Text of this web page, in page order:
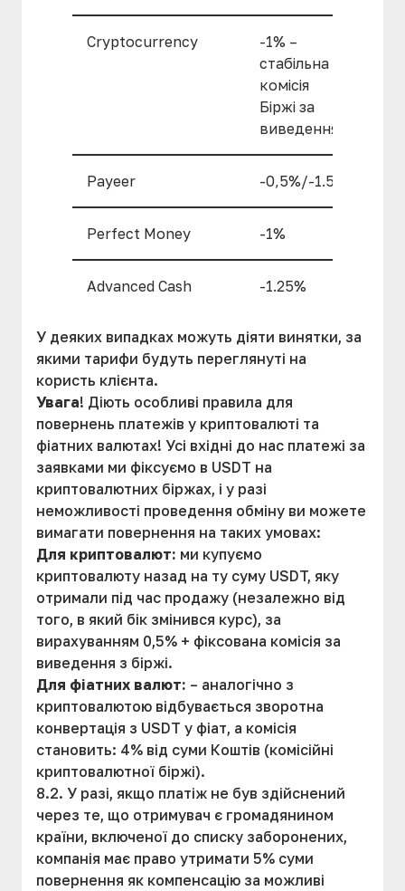
Cryptocurrency
-1% –
стабільна
комісія
Біржі за
виведення
Payeer -0,5%/-1.5%
Perfect Money -1%
Advanced Cash -1.25%
У деяких випадках можуть діяти винятки, за
якими тарифи будуть переглянуті на
користь клієнта.
Увага! Діють особливі правила для
повернень платежів у криптовалюті та
фіатних валютах! Усі вхідні до нас платежі за
заявками ми фіксуємо в USDT на
криптовалютних біржах, і у разі
неможливості проведення обміну ви можете
вимагати повернення на таких умовах:
Для криптовалют: ми купуємо
криптовалюту назад на ту суму USDT, яку
отримали під час продажу (незалежно від
того, в який бік змінився курс), за
вирахуванням 0,5% + фіксована комісія за
виведення з біржі.
Для фіатних валют: – аналогічно з
криптовалютою відбувається зворотна
конвертація з USDT у фіат, а комісія
становить: 4% від суми Коштів (комісійні
криптовалютної біржі).
8.2. У разі, якщо платіж не був здійснений
через те, що отримувач є громадянином
країни, включеної до списку заборонених,
компанія має право утримати 5% суми
повернення як компенсацію за можливі